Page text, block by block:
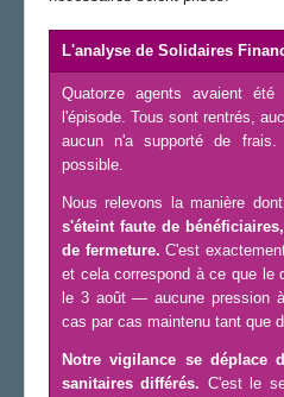
L'analyse de Solidaires
Quatorze agents avaient
l'épisode. Tous sont rentrés,
aucun n'a supporté de
possible.
Nous relevons la manière
s'éteint faute de
de fermeture. C'est
et cela correspond à ce que le
le 3 août — aucune pression
cas par cas maintenu tant que
Notre vigilance se déplace
sanitaires différés. C'est le